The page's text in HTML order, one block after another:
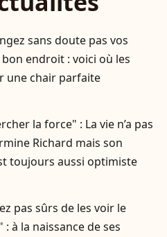
sans doute pas vos
endroit : voici où les
une chair parfaite
la force" : La vie n’a pas
Richard mais son
toujours aussi optimiste
pas sûrs de les voir le
à la naissance de ses